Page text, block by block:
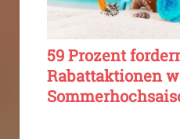
59 Prozent
Rabattaktionen